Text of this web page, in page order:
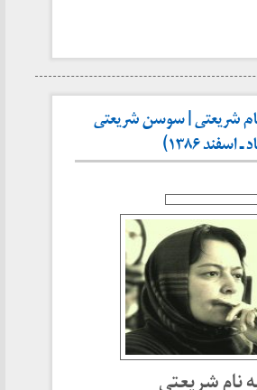
شريعتی | سوسن شریعتی
اسفند ۱۳۸۶)
نام شریعتی